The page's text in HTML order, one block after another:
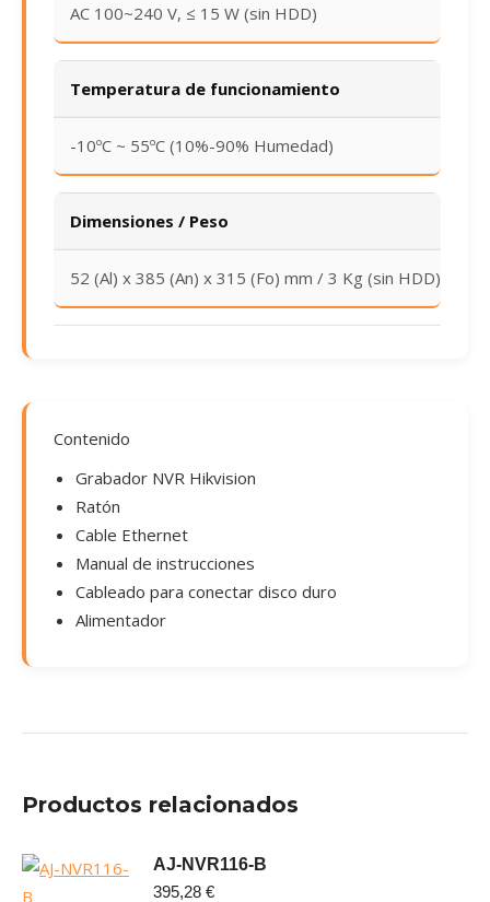
AC 100~240 V, ≤ 15 W (sin HDD)
Temperatura de funcionamiento
-10ºC ~ 55ºC (10%-90% Humedad)
Dimensiones / Peso
52 (Al) x 385 (An) x 315 (Fo) mm / 3 Kg (sin HDD)
Contenido
Grabador NVR Hikvision
Ratón
Cable Ethernet
Manual de instrucciones
Cableado para conectar disco duro
Alimentador
Productos relacionados
AJ-NVR116-B
395,28 €